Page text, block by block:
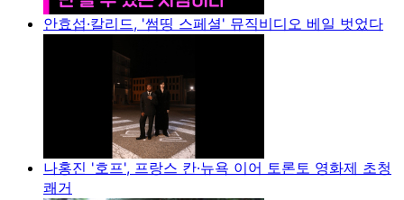
안효섭·칼리드, '썸띵 스페셜' 뮤직비디오 베일 벗었다
나홍진 '호프', 프랑스 칸·뉴욕 이어 토론토 영화제 초청
쾌거